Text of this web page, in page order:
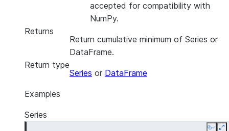
accepted for compatibility with
NumPy.
Returns
Return cumulative minimum of Series or
DataFrame.
Return type
Series or DataFrame
Examples
Series